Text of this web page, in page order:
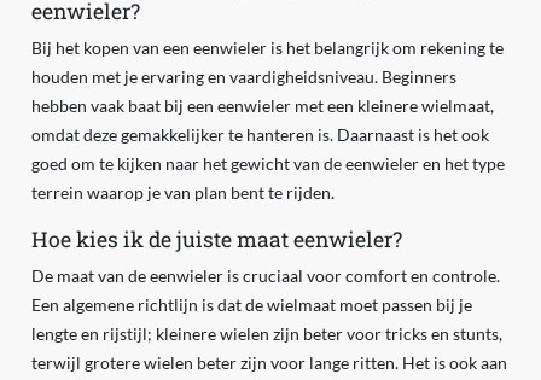
eenwieler?
Bij het kopen van een eenwieler is het belangrijk om rekening te
houden met je ervaring en vaardigheidsniveau. Beginners
hebben vaak baat bij een eenwieler met een kleinere wielmaat,
omdat deze gemakkelijker te hanteren is. Daarnaast is het ook
goed om te kijken naar het gewicht van de eenwieler en het type
terrein waarop je van plan bent te rijden.
Hoe kies ik de juiste maat eenwieler?
De maat van de eenwieler is cruciaal voor comfort en controle.
Een algemene richtlijn is dat de wielmaat moet passen bij je
lengte en rijstijl; kleinere wielen zijn beter voor tricks en stunts,
terwijl grotere wielen beter zijn voor lange ritten. Het is ook aan